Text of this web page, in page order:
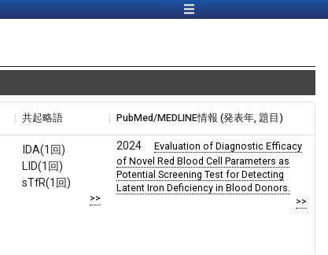
共起略語 PubMed/MEDLINE情報 (発表年, 題目)
IDA(1回)
LID(1回)
sTfR(1回)
>>
2024
Evaluation of Diagnostic Efficacy
of Novel Red Blood Cell Parameters as
Potential Screening Test for Detecting
Latent Iron Deficiency in Blood Donors.
>>